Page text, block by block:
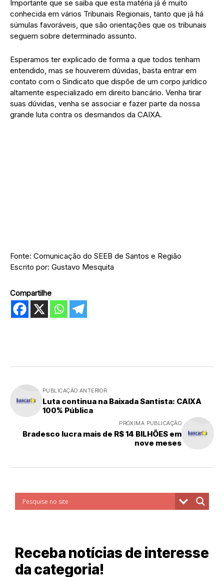
Importante que se saiba que esta matéria já é muito
conhecida em vários Tribunais Regionais, tanto que já há
súmulas favoráveis, que são orientações que os tribunais
seguem sobre determinado assunto.
Esperamos ter explicado de forma a que todos tenham
entendido, mas se houverem dúvidas, basta entrar em
contato com o Sindicato que dispõe de um corpo jurídico
altamente especializado em direito bancário. Venha tirar
suas dúvidas, venha se associar e fazer parte da nossa
grande luta contra os desmandos da CAIXA.
Fonte: Comunicação do SEEB de Santos e Região
Escrito por: Gustavo Mesquita
Compartilhe
PUBLICAÇÃO ANTERIOR
Luta continua na Baixada Santista: CAIXA
100% Pública
PRÓXIMA PUBLICAÇÃO
Bradesco lucra mais de R$ 14 BILHÕES em
nove meses
Receba notícias de interesse
da categoria!